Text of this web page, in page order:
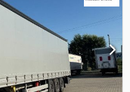
Yükleme alanı hacmi:
süspansiyon, Arka alt
1x15 ve 2x7 pinli fiş,
araçların genel bir
mı gerekli? Bireysel
ve telematik
danışmanlık yapmaktan